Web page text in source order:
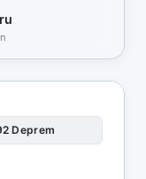
Deprem